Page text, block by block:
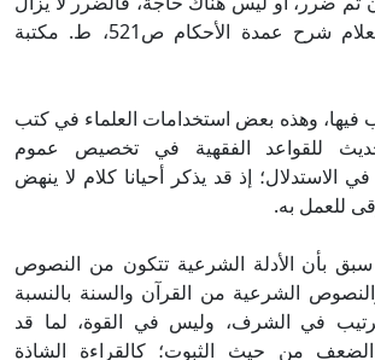
بالضرر». (تيسير العلام شرح عمدة الأحكام ص521، ط. مكتبة
فيها، وهذه بعض استخدامات العلماء في كتب
للقواعد الفقهية في تخصيص عموم
الاستدلال؛ إذ قد يذكر أحيانا كلام لا ينهض
للعمل به.
بأن الأدلة الشرعية تتكون من النصوص
الشرعية من القرآن والسنة بالنسبة
في الشرف، وليس في القوة، لما قد
من حيث الثبوت؛ كالقراءة الشاذة